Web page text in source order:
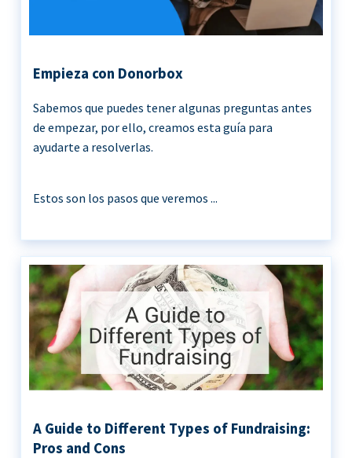
Empieza con Donorbox
Sabemos que puedes tener algunas preguntas antes
de empezar, por ello, creamos esta guía para
ayudarte a resolverlas.
Estos son los pasos que veremos ...
A Guide to Different Types of Fundraising:
Pros and Cons